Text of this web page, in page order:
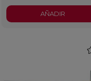
AÑADIR